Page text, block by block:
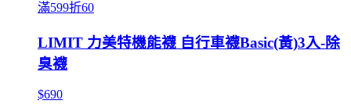
滿599折60
LIMIT 力美特機能襪 自行車襪Basic(黃)3入-除
臭襪
$690